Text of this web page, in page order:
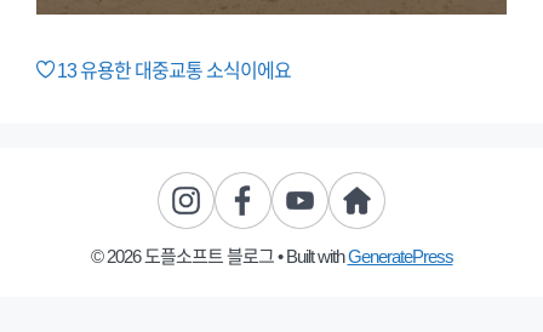
13유용한 대중교통 소식이에요
© 2026 도플소프트 블로그• Built withGeneratePress